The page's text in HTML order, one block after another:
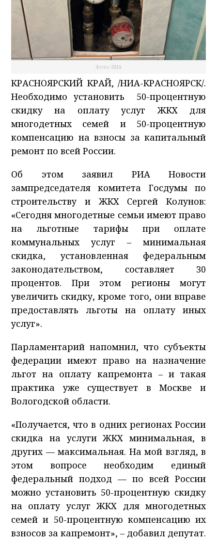
Фото: НИА
КРАСНОЯРСКИЙ КРАЙ, /НИА-КРАСНОЯРСК/.
Необходимо установить 50-процентную
скидку на оплату услуг ЖКХ для
многодетных семей и 50-процентную
компенсацию на взносы за капитальный
ремонт по всей России.
Об этом заявил РИА Новости
зампредседателя комитета Госдумы по
строительству и ЖКХ Сергей Колунов:
«Сегодня многодетные семьи имеют право
на льготные тарифы при оплате
коммунальных услуг–минимальная
скидка, установленная федеральным
законодательством, составляет 30
процентов. При этом регионы могут
увеличить скидку, кроме того, они вправе
предоставлять льготы на оплату иных
услуг».
Парламентарий напомнил, что субъекты
федерации имеют право на назначение
льгот на оплату капремонта – и такая
практика уже существует в Москве и
Вологодской области.
«Получается, что в одних регионах России
скидка на услуги ЖКХ минимальная, в
других — максимальная. На мой взгляд, в
этом вопросе необходим единый
федеральный подход — по всей России
можно установить 50-процентную скидку
на оплату услуг ЖКХ для многодетных
семей и 50-процентную компенсацию их
взносов за капремонт», – добавил депутат.